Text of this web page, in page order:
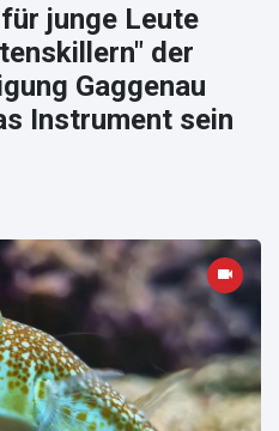
junge Leute
der
Gaggenau
Instrument sein